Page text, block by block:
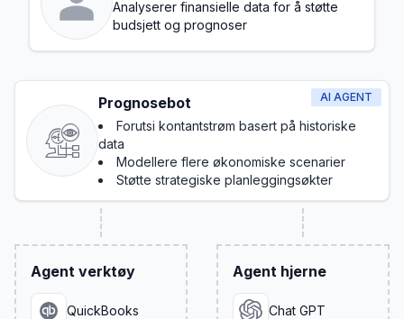
Analyserer finansielle data for å støtte
budsjett og prognoser
AI AGENT
Prognosebot
Forutsi kontantstrøm basert på historiske
data
Modellere flere økonomiske scenarier
Støtte strategiske planleggingsøkter
Agent verktøy
QuickBooks
Agent hjerne
Chat GPT